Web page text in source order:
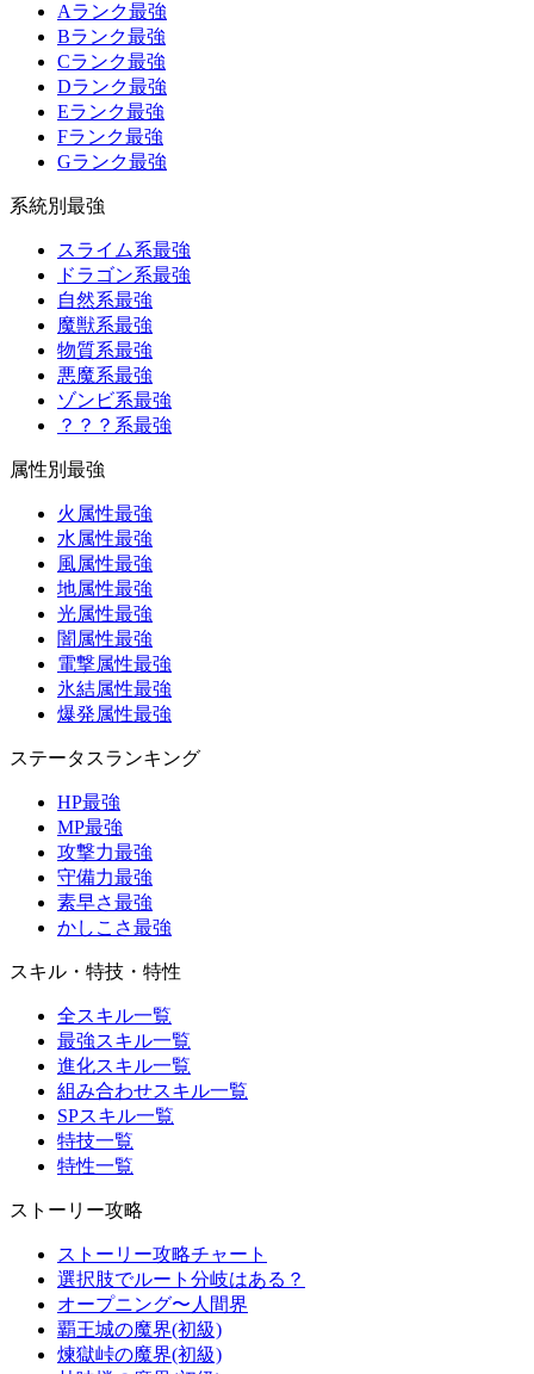
Aランク最強
Bランク最強
Cランク最強
Dランク最強
Eランク最強
Fランク最強
Gランク最強
系統別最強
スライム系最強
ドラゴン系最強
自然系最強
魔獣系最強
物質系最強
悪魔系最強
ゾンビ系最強
？？？系最強
属性別最強
火属性最強
水属性最強
風属性最強
地属性最強
光属性最強
闇属性最強
電撃属性最強
氷結属性最強
爆発属性最強
ステータスランキング
HP最強
MP最強
攻撃力最強
守備力最強
素早さ最強
かしこさ最強
スキル・特技・特性
全スキル一覧
最強スキル一覧
進化スキル一覧
組み合わせスキル一覧
SPスキル一覧
特技一覧
特性一覧
ストーリー攻略
ストーリー攻略チャート
選択肢でルート分岐はある？
オープニング〜人間界
覇王城の魔界(初級)
煉獄峠の魔界(初級)